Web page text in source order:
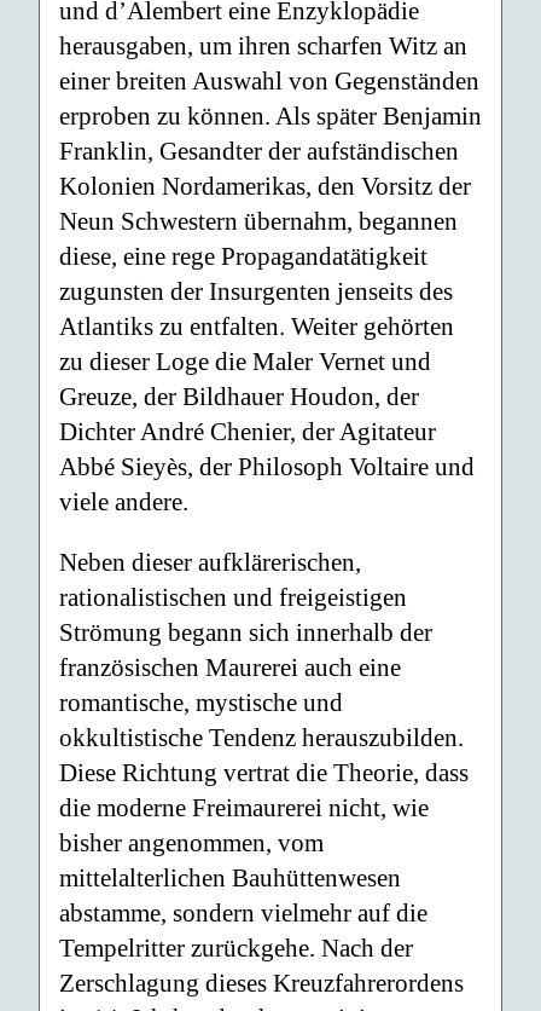
und d’Alembert eine Enzyklopädie
herausgaben, um ihren scharfen Witz an
einer breiten Auswahl von Gegenständen
erproben zu können. Als später Benjamin
Franklin, Gesandter der aufständischen
Kolonien Nordamerikas, den Vorsitz der
Neun Schwestern übernahm, begannen
diese, eine rege Propagandatätigkeit
zugunsten der Insurgenten jenseits des
Atlantiks zu entfalten. Weiter gehörten
zu dieser Loge die Maler Vernet und
Greuze, der Bildhauer Houdon, der
Dichter André Chenier, der Agitateur
Abbé Sieyès, der Philosoph Voltaire und
viele andere.
Neben dieser aufklärerischen,
rationalistischen und freigeistigen
Strömung begann sich innerhalb der
französischen Maurerei auch eine
romantische, mystische und
okkultistische Tendenz herauszubilden.
Diese Richtung vertrat die Theorie, dass
die moderne Freimaurerei nicht, wie
bisher angenommen, vom
mittelalterlichen Bauhüttenwesen
abstamme, sondern vielmehr auf die
Tempelritter zurückgehe. Nach der
Zerschlagung dieses Kreuzfahrerordens